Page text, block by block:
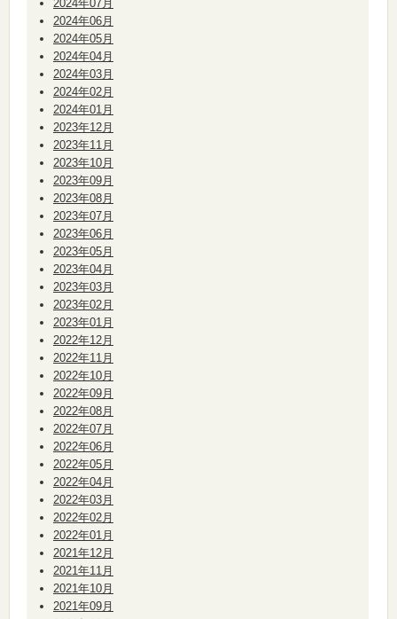
2024年07月
2024年06月
2024年05月
2024年04月
2024年03月
2024年02月
2024年01月
2023年12月
2023年11月
2023年10月
2023年09月
2023年08月
2023年07月
2023年06月
2023年05月
2023年04月
2023年03月
2023年02月
2023年01月
2022年12月
2022年11月
2022年10月
2022年09月
2022年08月
2022年07月
2022年06月
2022年05月
2022年04月
2022年03月
2022年02月
2022年01月
2021年12月
2021年11月
2021年10月
2021年09月